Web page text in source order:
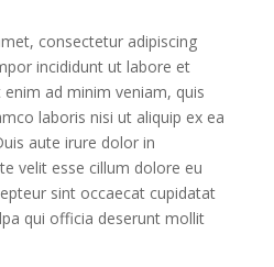
consectetur adipiscing
incididunt ut labore et
ad minim veniam, quis
laboris nisi ut aliquip ex ea
aute irure dolor in
velit esse cillum dolore eu
sint occaecat cupidatat
qui officia deserunt mollit